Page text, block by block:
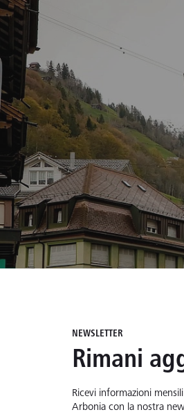
NEWSLETTER
Rimani
Ricevi informazioni
Arbonia con la nostra